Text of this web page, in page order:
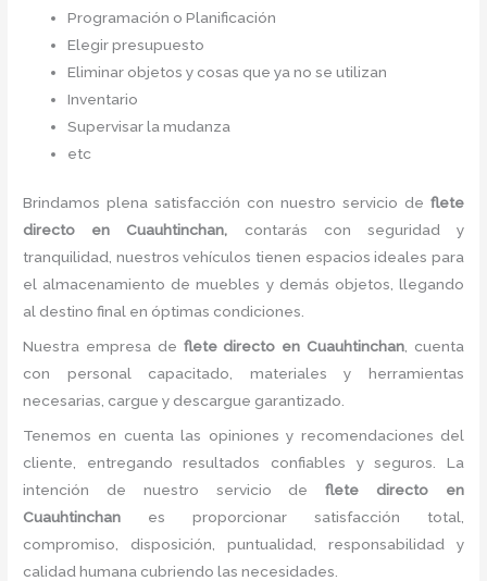
Programación o Planificación
Elegir presupuesto
Eliminar objetos y cosas que ya no se utilizan
Inventario
Supervisar la mudanza
etc
Brindamos plena satisfacción con nuestro servicio de flete
directo
en Cuauhtinchan, contarás con seguridad y
tranquilidad, nuestros vehículos tienen espacios ideales para
el almacenamiento de muebles y demás objetos, llegando
al destino final en óptimas condiciones.
Nuestra empresa de flete directo en Cuauhtinchan , cuenta
con personal capacitado, materiales y herramientas
necesarias, cargue y descargue garantizado.
Tenemos en cuenta las opiniones y recomendaciones del
cliente, entregando resultados confiables y seguros. La
intención de nuestro servicio de flete directo
en
Cuauhtinchan es proporcionar satisfacción total,
compromiso, disposición, puntualidad, responsabilidad y
calidad humana cubriendo las necesidades.